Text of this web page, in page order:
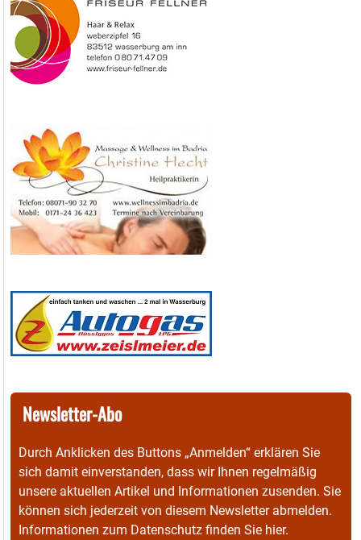
Newsletter-Abo
Durch Anklicken des Buttons „Anmelden“ erklären Sie
sich damit einverstanden, dass wir Ihnen regelmäßig
unsere aktuellen Artikel und Informationen zusenden. Sie
können sich jederzeit von diesem Newsletter abmelden.
Informationen zum Datenschutz finden Sie hier.